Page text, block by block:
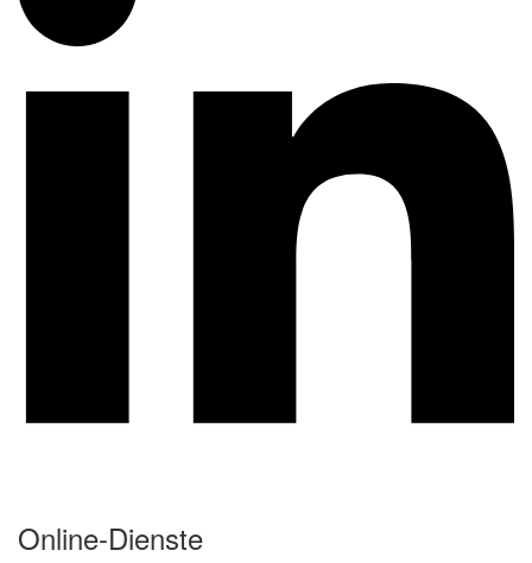
Online-Dienste